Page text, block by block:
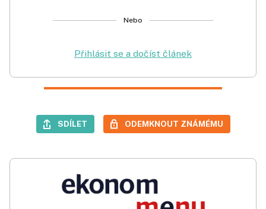
Nebo
Přihlásit se a dočíst článek
SDÍLET ODEMKNOUT ZNÁMÉMU